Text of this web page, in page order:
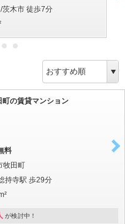
茨木市 徒歩7分
の賃貸マンション
料
牧田町
持寺駅 歩29分
が検討中！